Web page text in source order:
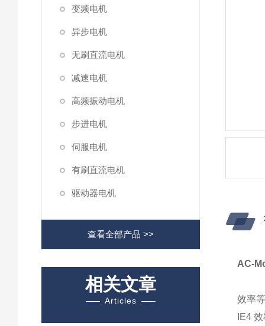
变频电机
异步电机
无刷直流电机
减速电机
高频振动电机
步进电机
伺服电机
有刷直流电机
驱动器电机
查看全部产品 >>
相关文章
Articles
AC-
效率
IE4